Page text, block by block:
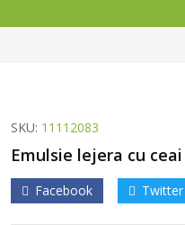
SKU: 11112083
Emulsie lejera cu
Facebook Twitter